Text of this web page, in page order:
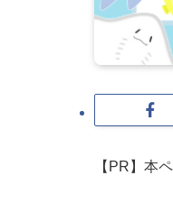
【PR】本